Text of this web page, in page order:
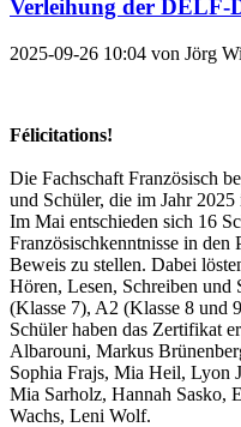
Verleihung der DELF-
2025-09-26 10:04 von Jörg
Félicitations!
Die Fachschaft Französisch
und Schüler, die im Jahr
Im Mai entschieden sich 16
Französischkenntnisse in den
Beweis zu stellen. Dabei
Hören, Lesen, Schreiben und
(Klasse 7), A2 (Klasse 8 und
Schüler haben das Zertifikat
Albarouni, Markus
Sophia Frajs, Mia Heil, Lyon
Mia Sarholz, Hannah Sasko,
Wachs, Leni Wolf.